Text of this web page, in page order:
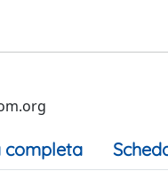
completa